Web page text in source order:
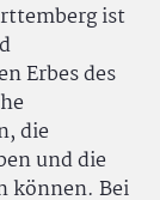
ist
Erbes des
die
und die
können. Bei